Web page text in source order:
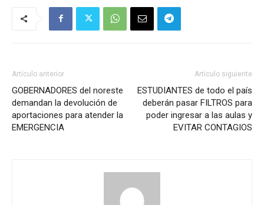
Artículo anterior
GOBERNADORES del noreste
demandan la devolución de
aportaciones para atender la
EMERGENCIA
Artículo siguiente
ESTUDIANTES de todo el país
deberán pasar FILTROS para
poder ingresar a las aulas y
EVITAR CONTAGIOS